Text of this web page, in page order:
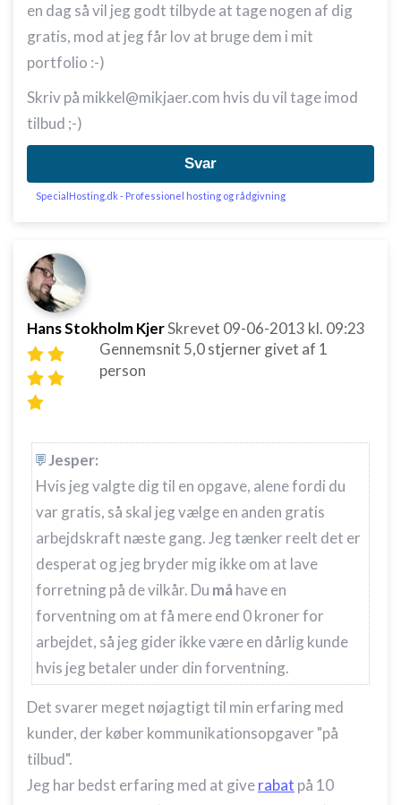
en dag så vil jeg godt tilbyde at tage nogen af dig
gratis, mod at jeg får lov at bruge dem i mit
portfolio :-)
Skriv på mikkel@mikjaer.com hvis du vil tage imod
tilbud ;-)
Svar
SpecialHosting.dk - Professionel hosting og rådgivning
Hans Stokholm KjerSkrevet 09-06-2013 kl. 09:23
Gennemsnit 5,0stjerner givet af 1
person
Jesper:
Hvis jeg valgte dig til en opgave, alene fordi du
var gratis, så skal jeg vælge en anden gratis
arbejdskraft næste gang. Jeg tænker reelt det er
desperat og jeg bryder mig ikke om at lave
forretning på de vilkår. Du må have en
forventning om at få mere end 0 kroner for
arbejdet, så jeg gider ikke være en dårlig kunde
hvis jeg betaler under din forventning.
Det svarer meget nøjagtigt til min erfaring med
kunder, der køber kommunikationsopgaver "på
tilbud".
Jeg har bedst erfaring med at giverabat på 10